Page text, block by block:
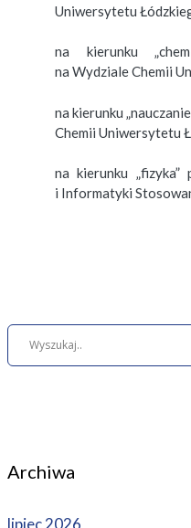
Uniwersytetu
na kierunku
na Wydziale Chemii
na kierunku
Chemii Uniwersytetu
na kierunku
i Informatyki
Archiwa
lipiec 2026